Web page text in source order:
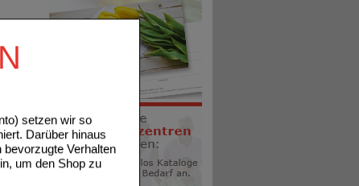
setzen wir so
Darüber hinaus
Verhalten
um den Shop zu